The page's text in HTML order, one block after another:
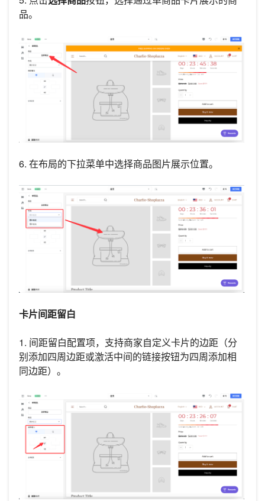
品。
6. 在布局的下拉菜单中选择商品图片展示位置。
卡片间距留白
1. 间距留白配置项，支持商家自定义卡片的边距（分
别添加四周边距或激活中间的链接按钮为四周添加相
同边距）。